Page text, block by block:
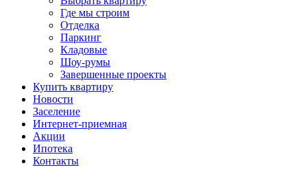
Где мы строим
Отделка
Паркинг
Кладовые
Шоу-румы
Завершенные проекты
Купить квартиру
Новости
Заселение
Интернет-приемная
Акции
Ипотека
Контакты